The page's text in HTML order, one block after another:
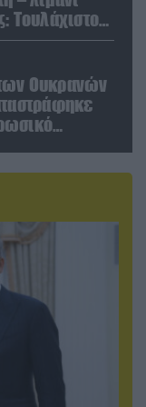
Toυλάχιστον
Ουκρανών